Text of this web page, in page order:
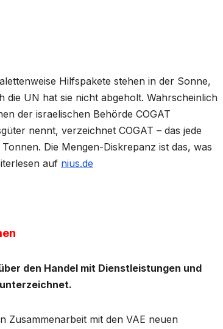
Hilfspakete stehen in der Sonne,
UN hat sie nicht abgeholt. Wahrscheinlich
der israelischen Behörde COGAT
nennt, verzeichnet COGAT – das jede
Die Mengen-Diskrepanz ist das, was
auf nius.de
den Handel mit Dienstleistungen und
Zusammenarbeit mit den VAE neuen